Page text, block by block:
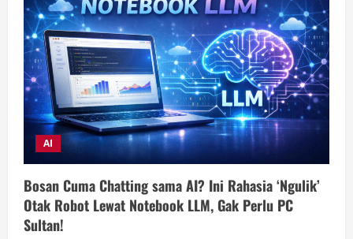
AI
Bosan Cuma Chatting sama AI? Ini Rahasia ‘Ngulik’
Otak Robot Lewat Notebook LLM, Gak Perlu PC
Sultan!